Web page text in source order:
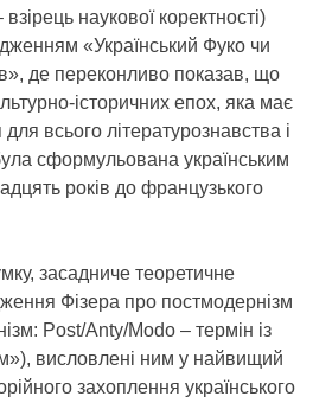
взірець наукової коректності)
«Український Фуко чи
де переконливо показав, що
історичних епох, яка має
всього літературознавства і
сформульована українським
років до французького
засадниче теоретичне
Фізера про постмодернізм
Post/Anty/Modo – термін із
висловлені ним у найвищий
захоплення українського